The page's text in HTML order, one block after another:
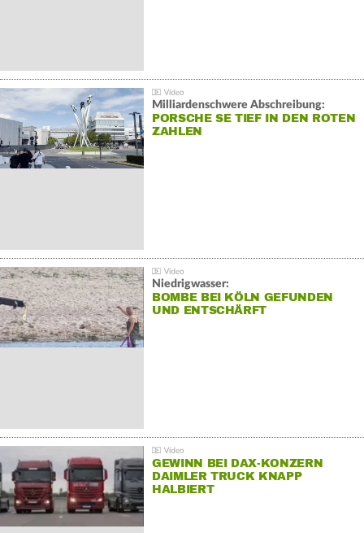
Milliardenschwere Abschreibung:
PORSCHE SE TIEF IN DEN ROTEN
ZAHLEN
Niedrigwasser:
BOMBE BEI KÖLN GEFUNDEN
UND ENTSCHÄRFT
GEWINN BEI DAX-KONZERN
DAIMLER TRUCK KNAPP
HALBIERT